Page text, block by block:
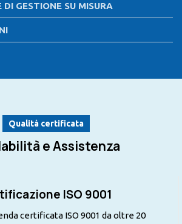
DI GESTIONE SU MISURA
Qualità certificata
e Assistenza
ISO 9001
certificata ISO 9001 da oltre 20